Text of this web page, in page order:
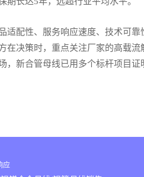
适配性、服务响应速度、技术可
在决策时，重点关注厂家的高载
新合管母线已用多个标杆项目证
应